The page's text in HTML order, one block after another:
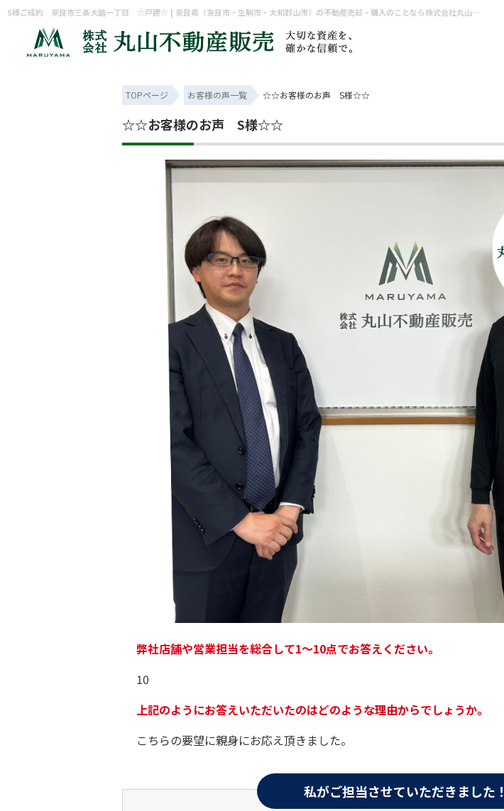
S様ご成約 奈良市三条大路一丁目 ☆戸建☆ | 奈良県（奈良市・生駒市・大和郡山市）の不動産売却・購入のことなら株式会社丸山不動産販売
TOPページ お客様の声一覧 ☆☆お客様のお声 S様☆☆
☆☆お客様のお声 S様☆☆
弊社店舗や営業担当を総合して1～10点でお答えください。
10
上記のようにお答えいただいたのはどのような理由からでしょうか。
こちらの要望に親身にお応え頂きました。
私がご担当させていただきました！